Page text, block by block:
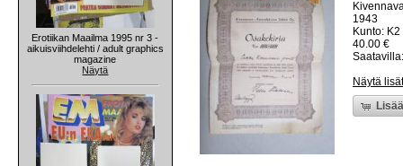
Erotiikan Maailma 1995 nr 3 -
aikuisviihdelehti / adult graphics
magazine
Näytä
1943
Kunto:
40.00 €
Näytä